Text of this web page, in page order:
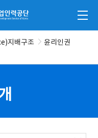
공단 전체
지배구조
윤리인권